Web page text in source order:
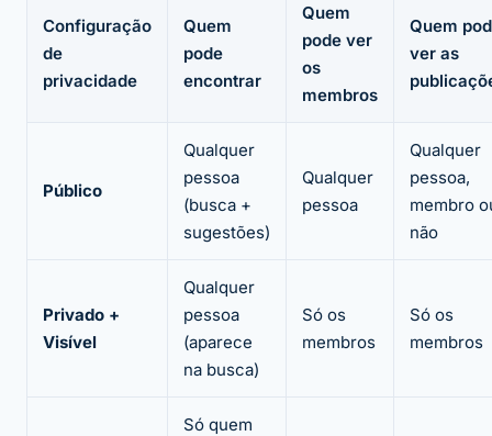
Configuração
de
privacidade
Quem
pode
encontrar
Quem
pode ver
os
membros
Quem
ver as
Público
Qualquer
pessoa
(busca +
sugestões)
Qualquer
pessoa
Qualquer
pessoa,
membro
não
Privado +
Visível
Qualquer
pessoa
(aparece
na busca)
Só os
membros
Só os
membros
Só quem